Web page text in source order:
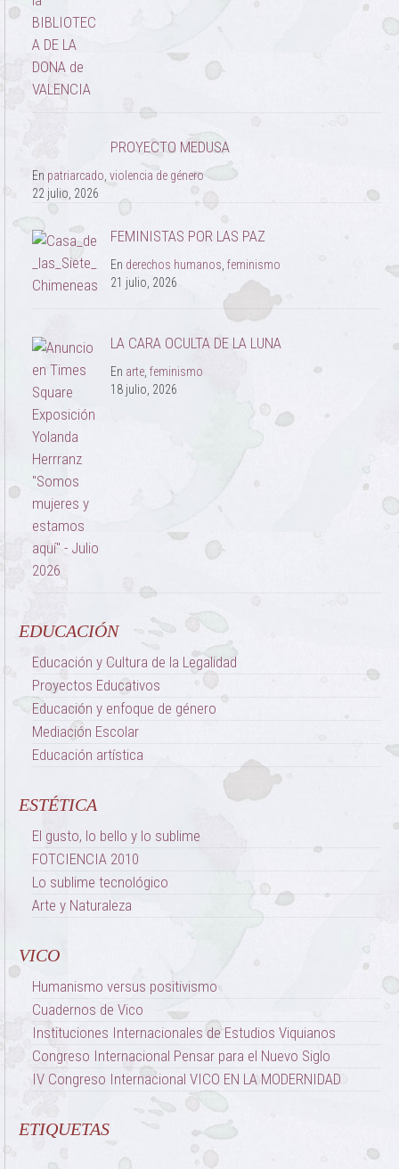
PROYECTO MEDUSA
En patriarcado violencia de género
22 julio, 2026
FEMINISTAS POR LAS PAZ
En derechos humanos, feminismo
21 julio, 2026
LA CARA OCULTA DE LA LUNA
En arte, feminismo
18 julio, 2026
EDUCACIÓN
Educación y Cultura de la Legalidad
Proyectos Educativos
Educación y enfoque de género
Mediación Escolar
Educación artística
ESTÉTICA
El gusto, lo bello y lo sublime
FOTCIENCIA 2010
Lo sublime tecnológico
Arte y Naturaleza
VICO
Humanismo versus positivismo
Cuadernos de Vico
Instituciones Internacionales de Estudios Viquianos
Congreso Internacional Pensar para el Nuevo Siglo
IV Congreso Internacional VICO EN LA MODERNIDAD
ETIQUETAS